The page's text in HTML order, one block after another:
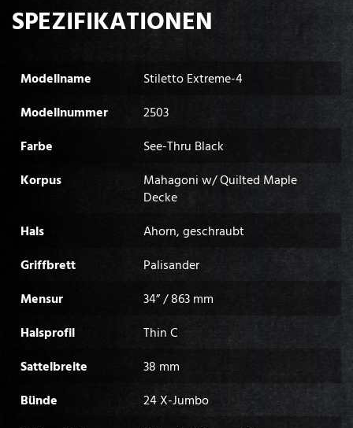
SPEZIFIKATIONEN
Modellname
Stiletto Extreme-4
Modellnummer
2503
Farbe
See-Thru Black
Korpus
Mahagoni w/ Quilted Maple
Decke
Hals
Ahorn, geschraubt
Griffbrett
Palisander
Mensur
34” / 863 mm
Halsprofil
Thin C
Sattelbreite
38 mm
Bünde
24 X-Jumbo